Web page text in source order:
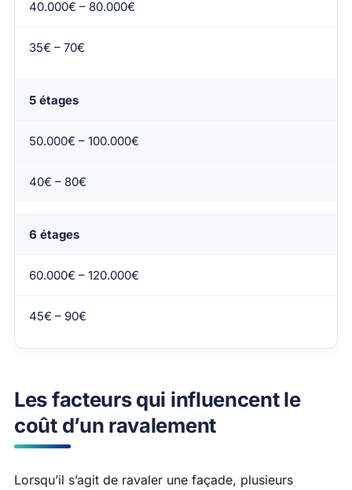
40.000€ – 80.000€
35€ – 70€
5 étages
50.000€ – 100.000€
40€ – 80€
6 étages
60.000€ – 120.000€
45€ – 90€
Les facteurs qui influencent le
coût d’un ravalement
Lorsqu’il s’agit de ravaler une façade, plusieurs